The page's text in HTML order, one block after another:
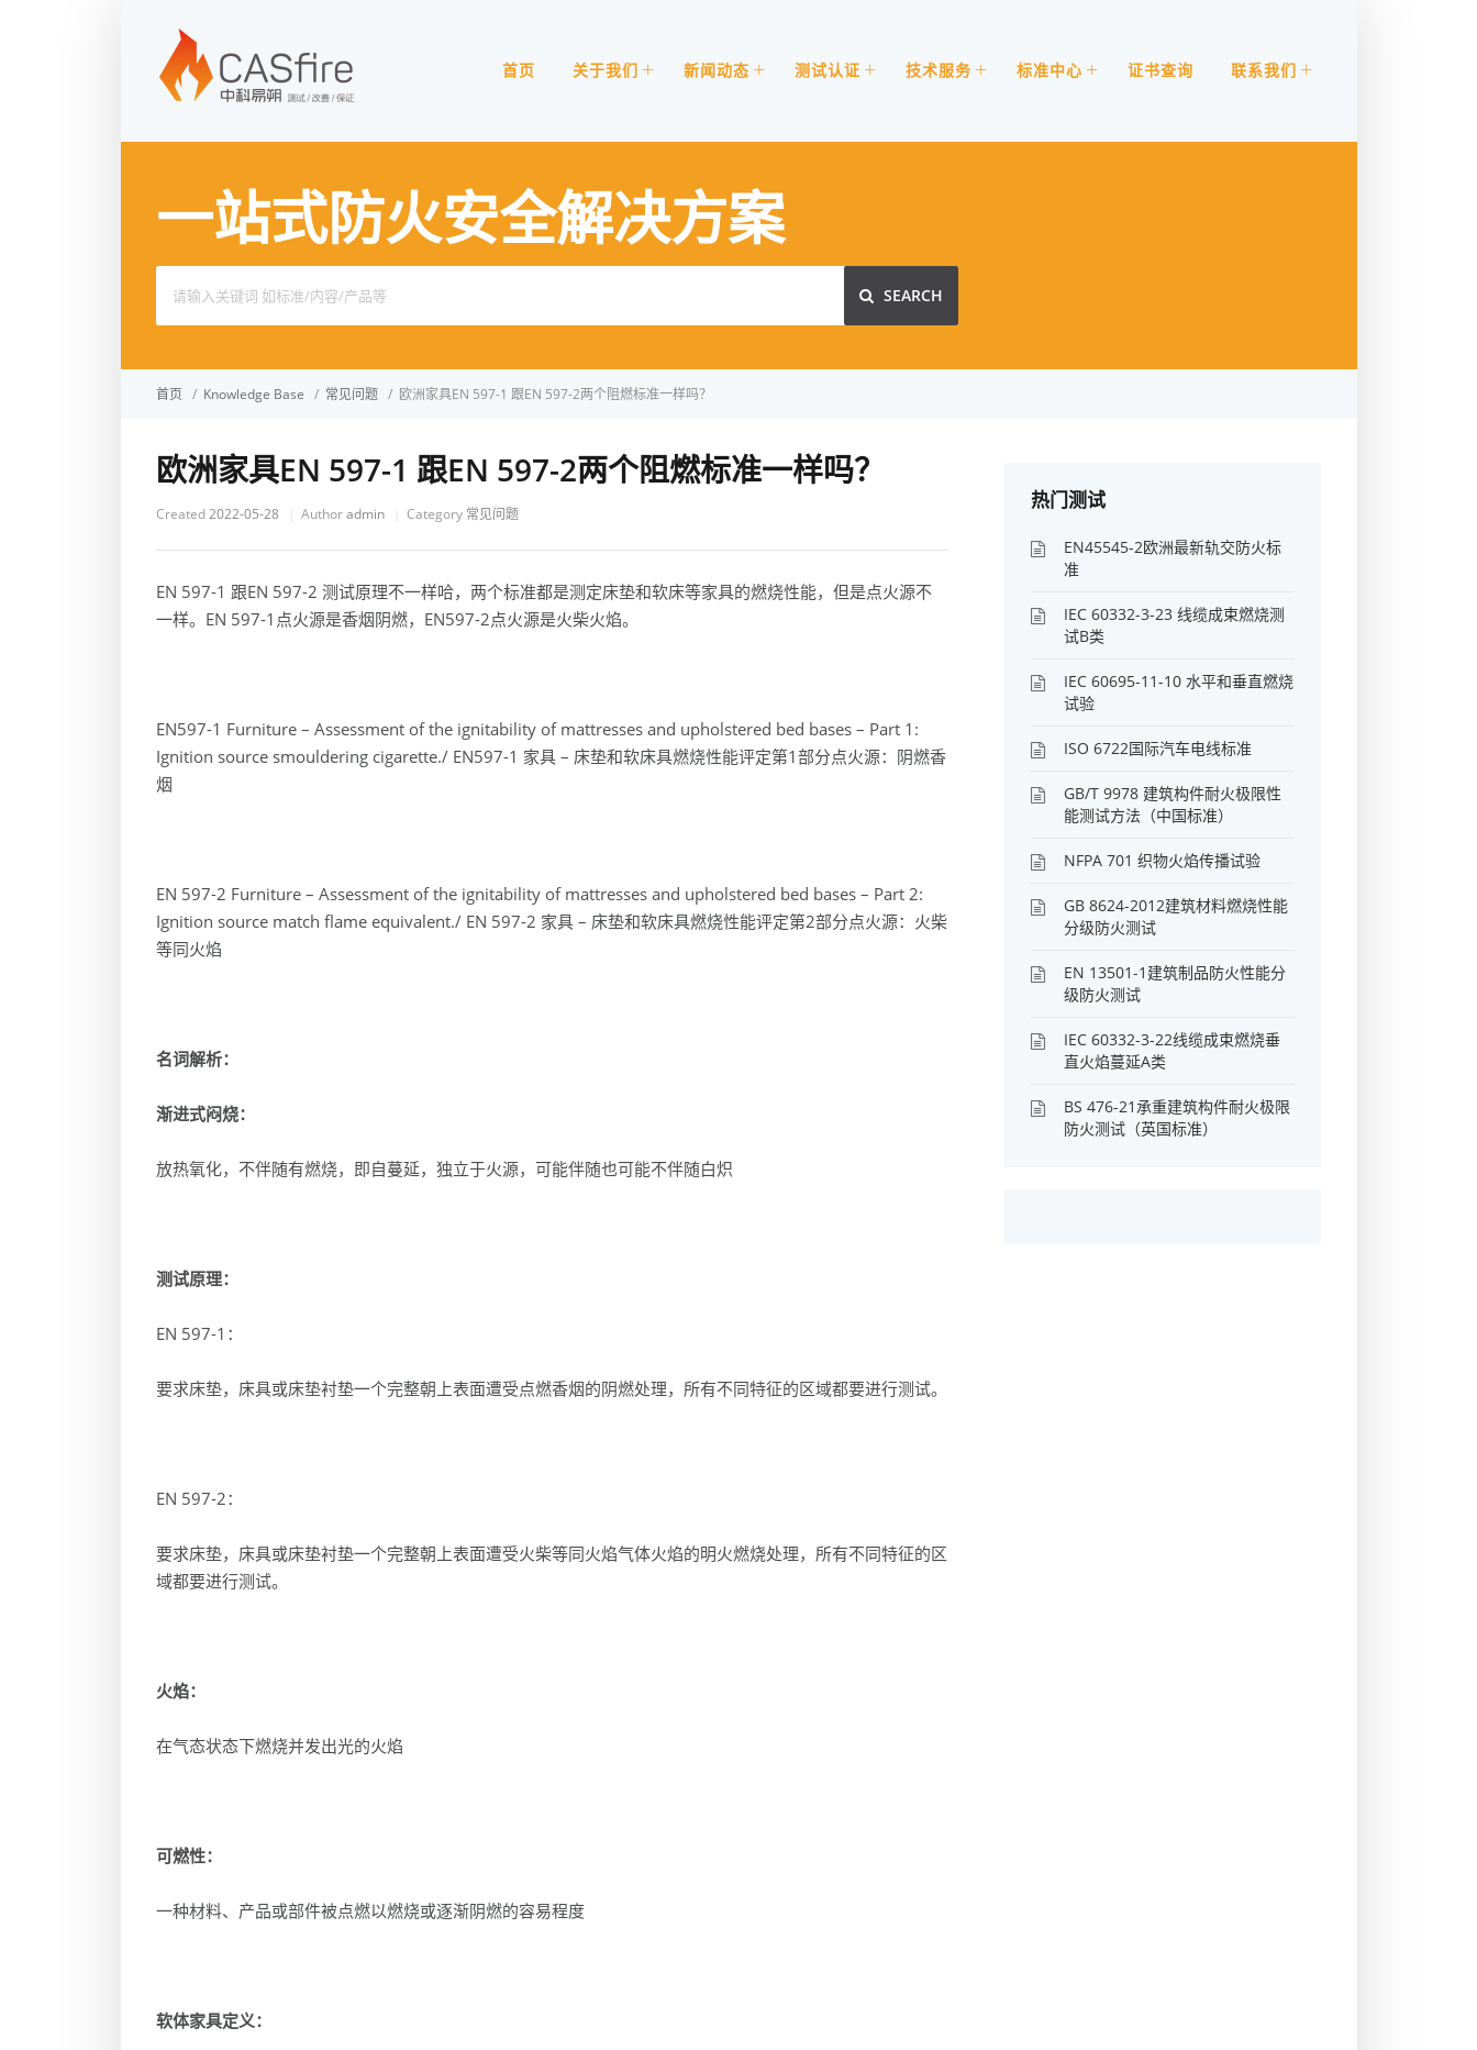
首页 关于我们 新闻动态 测试认证 技术服务 标准中心 证书查询 联系我们
一站式防火安全解决方案
for:
SEARCH
首页 / Knowledge Base / 常见问题 / 欧洲家具EN 597-1 跟EN 597-2两个阻燃标准一样吗？
欧洲家具EN 597-1 跟EN 597-2两个阻燃标准一样吗？
Created2022-05-28 Authoradmin Category 常见问题
EN 597-1 跟EN 597-2 测试原理不一样哈，两个标准都是测定床垫和软床等家具的燃烧性能，但是点火源不
一样。EN 597-1点火源是香烟阴燃，EN597-2点火源是火柴火焰。
EN597-1 Furniture – Assessment of the ignitability of mattresses and upholstered bed bases – Part 1:
Ignition source smouldering cigarette./ EN597-1 家具 – 床垫和软床具燃烧性能评定第1部分点火源：阴燃香
烟
EN 597-2 Furniture – Assessment of the ignitability of mattresses and upholstered bed bases – Part 2:
Ignition source match flame equivalent./ EN 597-2 家具 – 床垫和软床具燃烧性能评定第2部分点火源：火柴
等同火焰
名词解析：
渐进式闷烧：
放热氧化，不伴随有燃烧，即自蔓延，独立于火源，可能伴随也可能不伴随白炽
测试原理：
EN 597-1：
要求床垫，床具或床垫衬垫一个完整朝上表面遭受点燃香烟的阴燃处理，所有不同特征的区域都要进行测试。
EN 597-2：
要求床垫，床具或床垫衬垫一个完整朝上表面遭受火柴等同火焰气体火焰的明火燃烧处理，所有不同特征的区
域都要进行测试。
火焰：
在气态状态下燃烧并发出光的火焰
可燃性：
一种材料、产品或部件被点燃以燃烧或逐渐阴燃的容易程度
软体家具定义：
热门测试
EN45545-2欧洲最新轨交防火标
准
IEC 60332-3-23 线缆成束燃烧测
试B类
IEC 60695-11-10 水平和垂直燃烧
试验
ISO 6722国际汽车电线标准
GB/T 9978 建筑构件耐火极限性
能测试方法（中国标准）
NFPA 701 织物火焰传播试验
GB 8624-2012建筑材料燃烧性能
分级防火测试
EN 13501-1建筑制品防火性能分
级防火测试
IEC 60332-3-22线缆成束燃烧垂
直火焰蔓延A类
BS 476-21承重建筑构件耐火极限
防火测试（英国标准）